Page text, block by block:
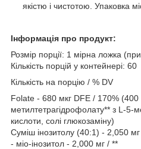
якістю і чистотою. Упаковка
Інформація про продукт:
Розмір порції: 1 мірна ложка
Кількість порцій у контейнері: 60
Кількість на порцію / % DV
Folate - 680 мкг DFE / 170% (400
метилтетрагідрофолату** з L-5-
кислоти, солі глюкозаміну)
Суміш інозитолу (40:1) - 2,050
- міо-інозитол - 2,000 мг / **